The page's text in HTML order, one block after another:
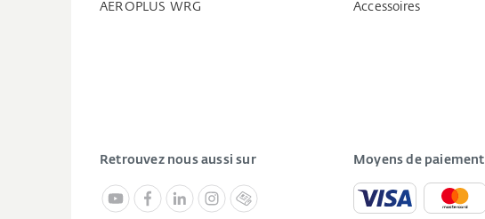
AEROPLUS WRG
Accessoires
Retrouvez nous aussi sur Moyens de paiement